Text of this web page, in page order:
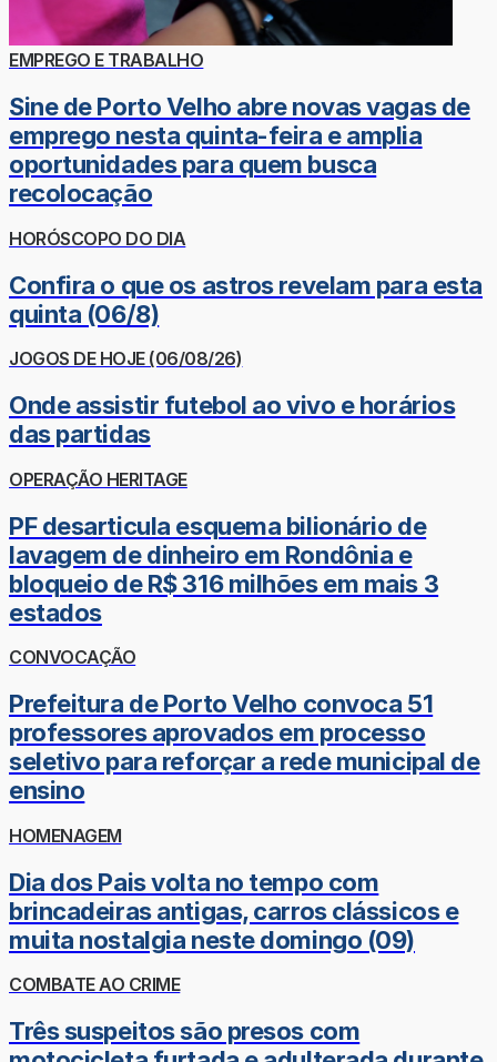
EMPREGO E TRABALHO
Sine de Porto Velho abre novas vagas de
emprego nesta quinta-feira e amplia
oportunidades para quem busca
recolocação
HORÓSCOPO DO DIA
Confira o que os astros revelam para esta
quinta (06/8)
JOGOS DE HOJE (06/08/26)
Onde assistir futebol ao vivo e horários
das partidas
OPERAÇÃO HERITAGE
PF desarticula esquema bilionário de
lavagem de dinheiro em Rondônia e
bloqueio de R$ 316 milhões em mais 3
estados
CONVOCAÇÃO
Prefeitura de Porto Velho convoca 51
professores aprovados em processo
seletivo para reforçar a rede municipal de
ensino
HOMENAGEM
Dia dos Pais volta no tempo com
brincadeiras antigas, carros clássicos e
muita nostalgia neste domingo (09)
COMBATE AO CRIME
Três suspeitos são presos com